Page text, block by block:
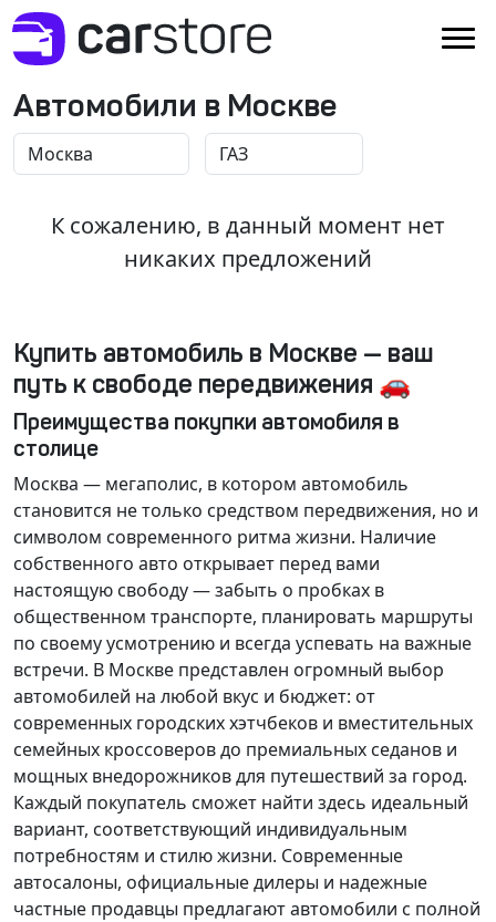
Автомобили в Москве
К сожалению, в данный момент нет
никаких предложений
Купить автомобиль в Москве — ваш
путь к свободе передвижения 🚗
Преимущества покупки автомобиля в
столице
Москва — мегаполис, в котором автомобиль
становится не только средством передвижения, но и
символом современного ритма жизни. Наличие
собственного авто открывает перед вами
настоящую свободу — забыть о пробках в
общественном транспорте, планировать маршруты
по своему усмотрению и всегда успевать на важные
встречи. В Москве представлен огромный выбор
автомобилей на любой вкус и бюджет: от
современных городских хэтчбеков и вместительных
семейных кроссоверов до премиальных седанов и
мощных внедорожников для путешествий за город.
Каждый покупатель сможет найти здесь идеальный
вариант, соответствующий индивидуальным
потребностям и стилю жизни. Современные
автосалоны, официальные дилеры и надежные
частные продавцы предлагают автомобили с полной